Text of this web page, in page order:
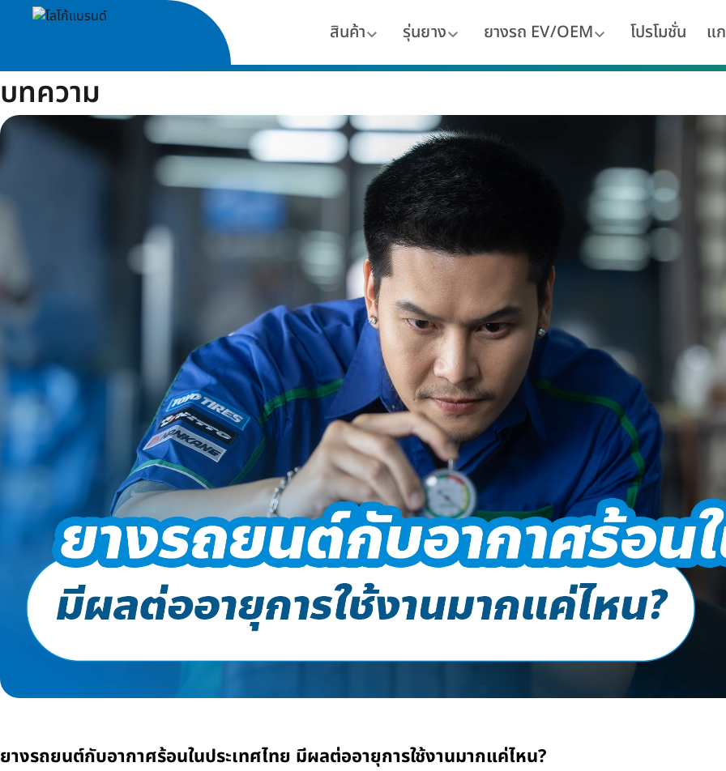
สินค้า รุ่นยาง ยางรถ EV/OEM โปรโมชั่น แ
บทความ
ยางรถยนต์กับอากาศร้อนในประเทศไทย มีผลต่ออายุการใช้งานมากแค่ไหน?